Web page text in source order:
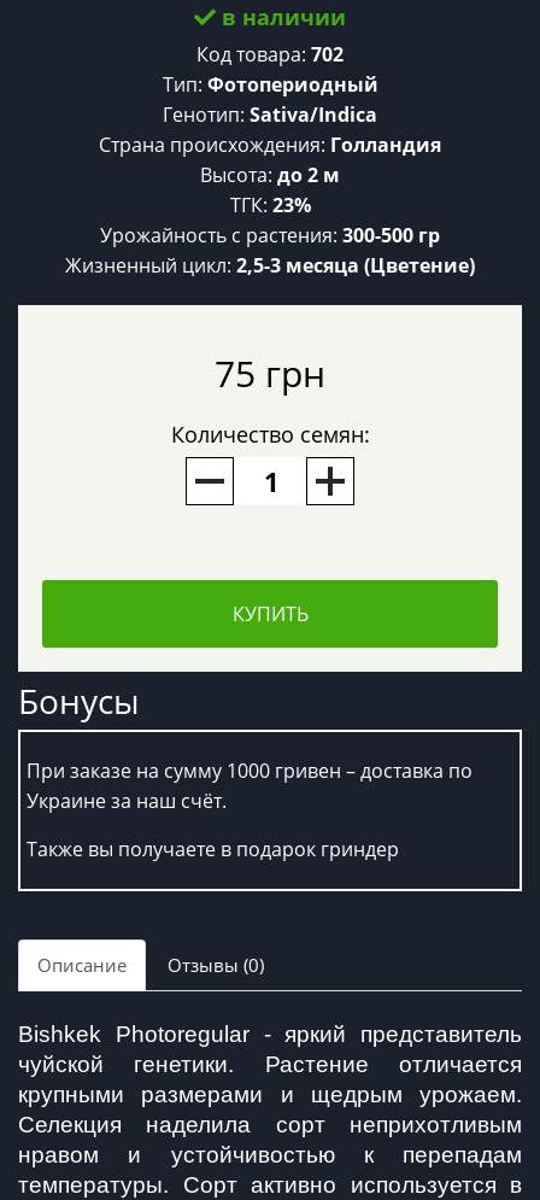
в наличии
Код товара: 702
Тип: Фотопериодный
Генотип: Sativa/Indica
Страна происхождения: Голландия
Высота: до 2 м
ТГК: 23%
Урожайность c растения: 300-500 гр
Жизненный цикл: 2,5-3 месяца (Цветение)
75 грн
Количество семян:
КУПИТЬ
Бонусы
При заказе на сумму 1000 гривен – доставка по
Украине за наш счёт.
Также вы получаете в подарок гриндер
Описание Отзывы (0)
Bishkek Photoregular - яркий представитель
чуйской генетики. Растение отличается
крупными размерами и щедрым урожаем.
Селекция наделила сорт неприхотливым
нравом и устойчивостью к перепадам
температуры. Сорт активно используется в